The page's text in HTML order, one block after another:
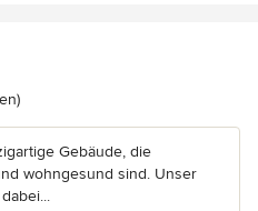
von 5 Sternen
Gebäude, die
wohngesund sind. Unser